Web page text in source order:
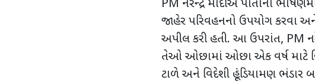
PM નરેન્દ્ર મોદીએ પોતાના
જાહેર પરિવહનનો ઉપયોગ કરવા
અપીલ કરી હતી. આ ઉપરાંત, PM
તેઓ ઓછામાં ઓછા એક વર્ષ માટે
ટાળે અને વિદેશી હૂંડિયામણ ભંડાર